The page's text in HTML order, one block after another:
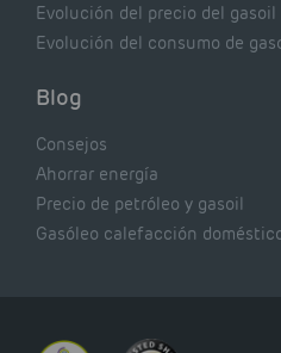
Evolución del precio del
Evolución del consumo de
Blog
Consejos
Ahorrar energía
Precio de petróleo y gasoil
Gasóleo calefacción